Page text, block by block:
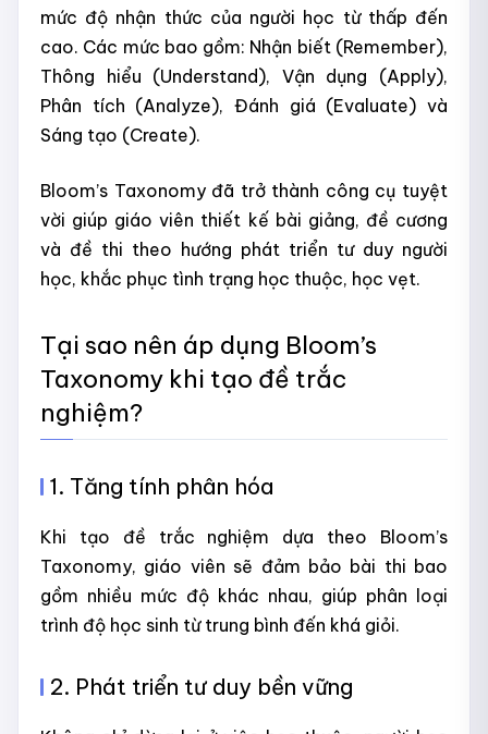
mức độ nhận thức của người học từ thấp đến
cao. Các mức bao gồm: Nhận biết (Remember),
Thông hiểu (Understand), Vận dụng (Apply),
Phân tích (Analyze), Đánh giá (Evaluate) và
Sáng tạo (Create).
Bloom’s Taxonomy đã trở thành công cụ tuyệt
vời giúp giáo viên thiết kế bài giảng, đề cương
và đề thi theo hướng phát triển tư duy người
học, khắc phục tình trạng học thuộc, học vẹt.
Tại sao nên áp dụng Bloom’s
Taxonomy khi tạo đề trắc
nghiệm?
1. Tăng tính phân hóa
Khi tạo đề trắc nghiệm dựa theo Bloom’s
Taxonomy, giáo viên sẽ đảm bảo bài thi bao
gồm nhiều mức độ khác nhau, giúp phân loại
trình độ học sinh từ trung bình đến khá giỏi.
2. Phát triển tư duy bền vững